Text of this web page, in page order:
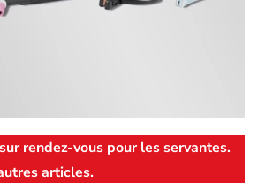
rendez-vous pour les servantes.
articles.